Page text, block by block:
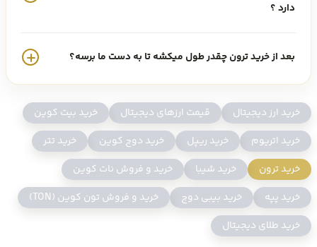
امروز معادل 61,291 تومان است.
ترون یک سیستم عامل مبتنی بر بلاک چین است که هدف آن اطمینان از
مناسب بودن این فناوری برای استفاده روزمره است. در حالی که رمزارز بیت
کوین می تواند حداکثر شش تراکنش در ثانیه و اتریوم تا 25 تراکنش را
انجام دهد ، ترون ادعا می کند که شبکه اش دارای ظرفیت 2000 TPS است.
این پروژه به عنوان یک پلتفرم غیرمتمرکز توصیف می شود که بر اشتراک
محتوا و سرگرمی متمرکز است - و به همین منظور ، در سال 2018 یکی از
بزرگترین سرویس های اشتراک گذاری فایل به نام
دارد ؟
بعد از خرید ترون چقدر طول میکشه تا به دست ما برسه؟
خرید ارز دیجیتال قیمت ارزهای دیجیتال
خرید بیت کوین
خرید اتریوم
خرید ریپل خرید دوج کوین
خرید تتر
خرید ترون
خرید شیبا
خرید و فروش نات کوین
خرید پپه
خرید بیبی دوج
خرید و فروش تون کوین (TON)
خرید طلای دیجیتال